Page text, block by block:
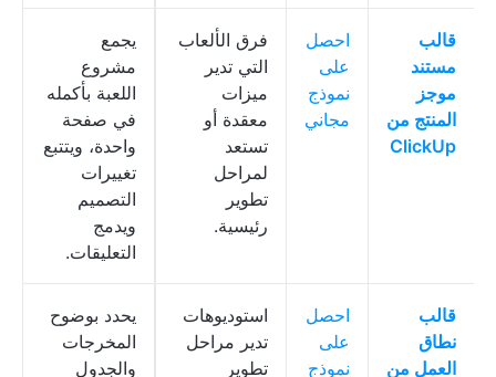
قالب
مستند
موجز
المنتج من
ClickUp
احصل
على
نموذج
مجاني
فرق الألعاب
التي تدير
ميزات
معقدة أو
تستعد
لمراحل
تطوير
رئيسية.
يجمع
مشروع
اللعبة بأكمله
في صفحة
واحدة، ويتتبع
تغييرات
التصميم
ويدمج
التعليقات.
قالب
نطاق
العمل من
احصل
على
نموذج
استوديوهات
تدير مراحل
تطوير
يحدد بوضوح
المخرجات
والجدول